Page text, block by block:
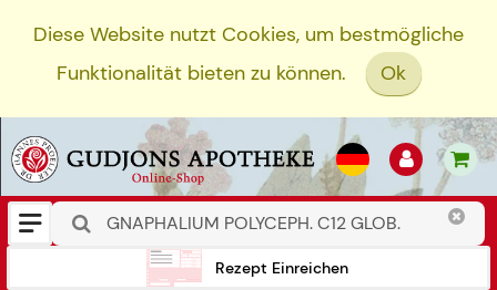
Diese Website nutzt Cookies, um bestmögliche
Funktionalität bieten zu können.
Ok
Rezept Einreichen